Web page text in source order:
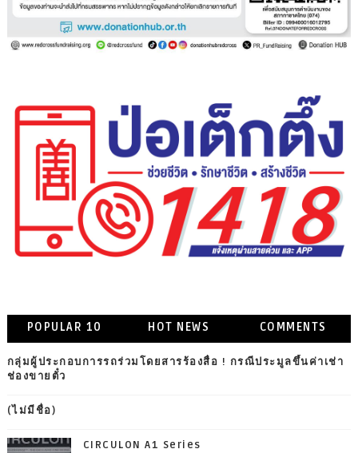
POPULAR 10 HOT NEWS COMMENTS
กลุ่มผู้ประกอบการรถร่วมโดยสารร้องสื่อ ! กรณีประมูลขึ้นค่าเช่า
ช่องขายตั๋ว
(ไม่มีชื่อ)
CIRCULON A1 Series